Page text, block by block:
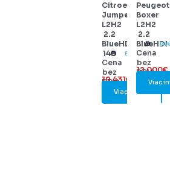
Citroen
Jumper
L2H2
2.2
BlueHDi
140
Diesel
35000
Cena
bez
DPH:
19.431€
Viac info
Peugeot
Boxer
L2H2
2.2
BlueHDI
Cena
bez
DPH:
12.000€
Viac